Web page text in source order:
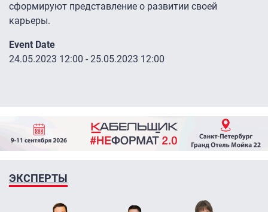
сформируют представление о развитии своей
карьеры.
Event Date
24.05.2023 12:00 - 25.05.2023 12:00
ЭКСПЕРТЫ